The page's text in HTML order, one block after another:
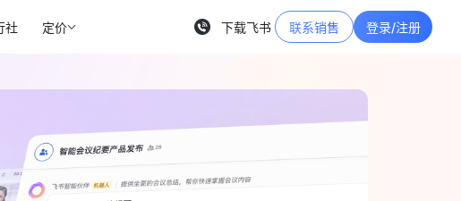
社 定价 下载飞书 联系销售 登录/注册